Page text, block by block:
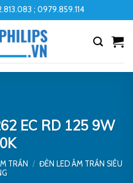
; 0979.859.114
EC RD 125 9W
TRẦN / ĐÈN LED ÂM TRẦN SIÊU